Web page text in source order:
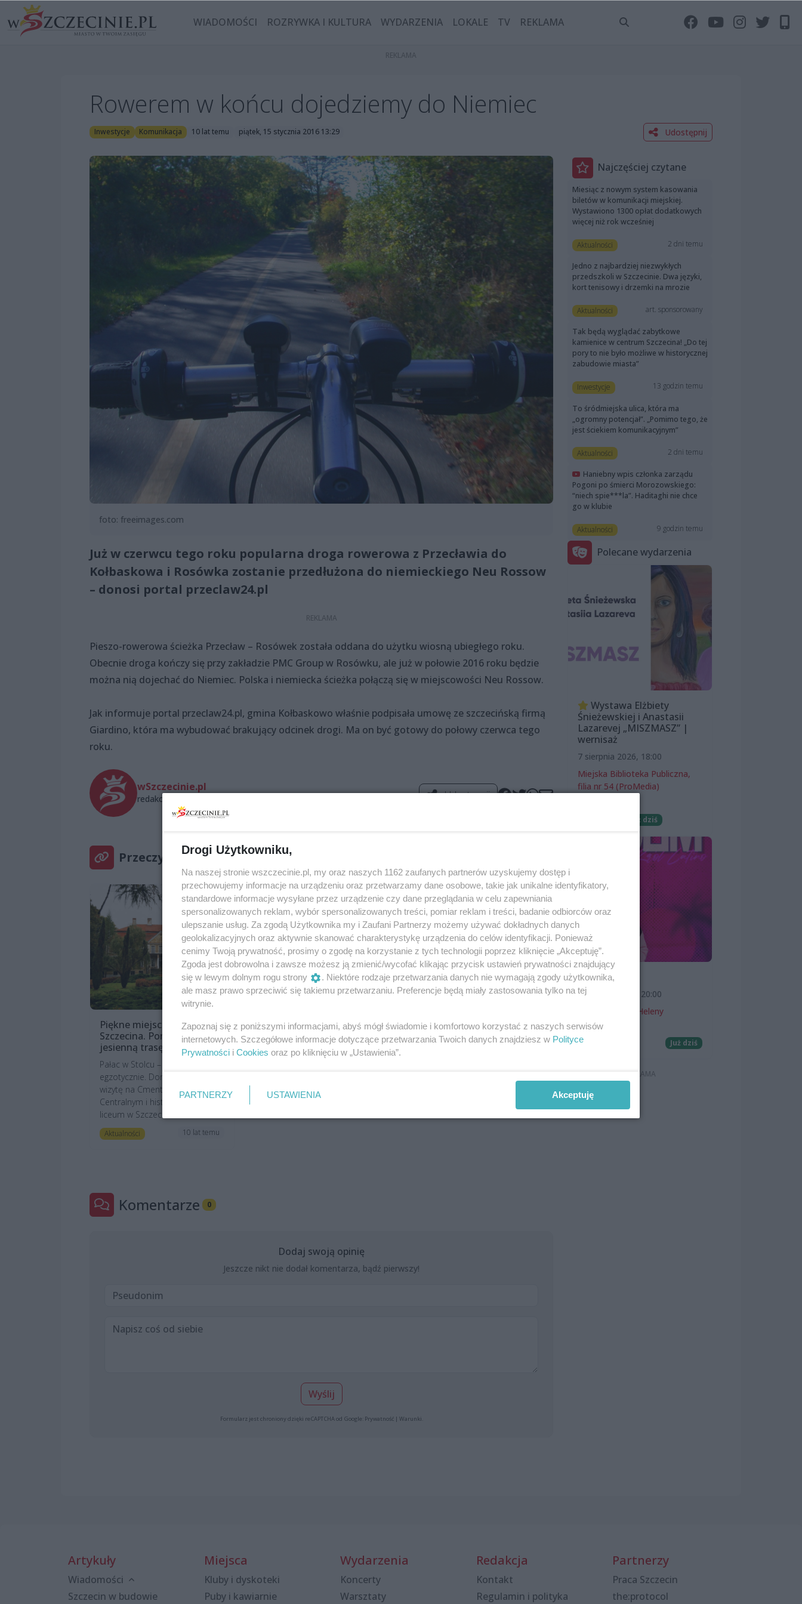
WIADOMOŚCI ROZRYWKA I KULTURA WYDARZENIA LOKALE TV REKLAMA
Rowerem w końcu dojedziemy do Niemiec
Inwestycje Komunikacja 10 lat temu piątek, 15 stycznia 2016 13:29 Udostępnij
foto: freeimages.com
Już w czerwcu tego roku popularna droga rowerowa z Przecławia do
Kołbaskowa i Rosówka zostanie przedłużona do niemieckiego Neu Rossow
– donosi portal przeclaw24.pl
Pieszo-rowerowa ścieżka Przecław – Rosówek została oddana do użytku wiosną ubiegłego roku.
Obecnie droga kończy się przy zakładzie PMC Group w Rosówku, ale już w połowie 2016 roku będzie
można nią dojechać do Niemiec. Polska i niemiecka ścieżka połączą się w miejscowości Neu Rossow.
Jak informuje portal przeclaw24.pl, gmina Kołbaskowo właśnie podpisała umowę ze szczecińską firmą
Giardino, która ma wybudować brakujący odcinek drogi. Ma on być gotowy do połowy czerwca tego
roku.
wSzczecinie.pl
redakcja@wszczecinie.pl Udostępnij
Przeczytaj również
Piękne miejsca blisko
Szczecina. Pomysł na
jesienną trasę rowerową
Pałac w Stolcu – brzmi
egzotycznie. Dorzucam do tego
wizytę na Cmentarzu
Centralnym i historię pierwszego
liceum w Szczecinie. Nie...
Aktualności 10 lat temu
Komentarze 0
Dodaj swoją opinię
Jeszcze nikt nie dodał komentarza, bądź pierwszy!
Wyślij
Formularz jest chroniony dzięki reCAPTCHA od Google: Prywatność| Warunki
Najczęściej czytane
Miesiąc z nowym system kasowania
biletów w komunikacji miejskiej.
Wystawiono 1300 opłat dodatkowych
więcej niż rok wcześniej
Aktualności 2 dni temu
Jedno z najbardziej niezwykłych
przedszkoli w Szczecinie. Dwa języki,
kort tenisowy i drzemki na mrozie
Aktualności art. sponsorowany
Tak będą wyglądać zabytkowe
kamienice w centrum Szczecina! „Do tej
pory to nie było możliwe w historycznej
zabudowie miasta”
Inwestycje 13 godzin temu
To śródmiejska ulica, która ma
„ogromny potencjał”. „Pomimo tego, że
jest ściekiem komunikacyjnym”
Aktualności 2 dni temu
Haniebny wpis członka zarządu
Pogoni po śmierci Morozowskiego:
“niech spie***la”. Haditaghi nie chce
go w klubie
Aktualności 9 godzin temu
Polecane wydarzenia
Wystawa Elżbiety
Śnieżewskiej i Anastasii
Lazarevej „MISZMASZ” |
wernisaż
7 sierpnia 2026, 18:00
Miejska Biblioteka Publiczna,
filia nr 54 (ProMedia)
Już dziś
SKOLIM
7 sierpnia 2026, 20:00
Teatr Letni im. Heleny
Majdaniec
Koncerty Już dziś
Artykuły
Wiadomości
Szczecin w budowie
Miejsca
Kluby i dyskoteki
Puby i kawiarnie
Wydarzenia
Koncerty
Warsztaty
Redakcja
Kontakt
Regulamin i polityka
Partnerzy
Praca Szczecin
the:protocol
Drogi Użytkowniku,
Na naszej stronie wszczecinie.pl, my oraz naszych 1162 zaufanych partnerów uzyskujemy dostęp i
przechowujemy informacje na urządzeniu oraz przetwarzamy dane osobowe, takie jak unikalne identyfikatory,
standardowe informacje wysyłane przez urządzenie czy dane przeglądania w celu zapewniania
spersonalizowanych reklam, wybór spersonalizowanych treści, pomiar reklam i treści, badanie odbiorców oraz
ulepszanie usług. Za zgodą Użytkownika my i Zaufani Partnerzy możemy używać dokładnych danych
geolokalizacyjnych oraz aktywnie skanować charakterystykę urządzenia do celów identyfikacji. Ponieważ
cenimy Twoją prywatność, prosimy o zgodę na korzystanie z tych technologii poprzez kliknięcie „Akceptuję”.
Zgoda jest dobrowolna i zawsze możesz ją zmienić/wycofać klikając przycisk ustawień prywatności znajdujący
się w lewym dolnym rogu strony
. Niektóre rodzaje przetwarzania danych nie wymagają zgody użytkownika,
ale masz prawo sprzeciwić się takiemu przetwarzaniu. Preferencje będą miały zastosowania tylko na tej
witrynie.
Zapoznaj się z poniższymi informacjami, abyś mógł świadomie i komfortowo korzystać z naszych serwisów
internetowych. Szczegółowe informacje dotyczące przetwarzania Twoich danych znajdziesz w Polityce
Prywatności i Cookies oraz po kliknięciu w „Ustawienia”.
PARTNERZY USTAWIENIA Akceptuję